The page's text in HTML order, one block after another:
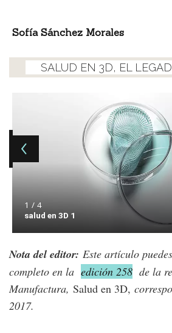
Sofía Sánchez Morales
SALUD EN 3D, EL
1 / 4
salud en 3D 1
Nota del editor: Este artículo
completo en la edición 258 de la
Manufactura, Salud en 3D,
2017.